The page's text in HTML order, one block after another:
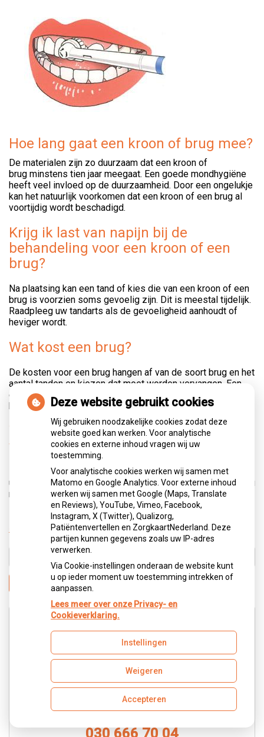
Hoe lang gaat een kroon of brug mee?
De materialen zijn zo duurzaam dat een kroon of
brug minstens tien jaar meegaat. Een goede mondhygiëne
heeft veel invloed op de duurzaamheid. Door een ongelukje
kan het natuurlijk voorkomen dat een kroon of een brug al
voortijdig wordt beschadigd.
Krijg ik last van napijn bij de
behandeling voor een kroon of een
brug?
Na plaatsing kan een tand of kies die van een kroon of een
brug is voorzien soms gevoelig zijn. Dit is meestal tijdelijk.
Raadpleeg uw tandarts als de gevoeligheid aanhoudt of
heviger wordt.
Wat kost een brug?
De kosten voor een brug hangen af van de soort brug en het
aantal tanden en kiezen dat moet worden vervangen. Een
etsbrug is vaak goedkoper dan een gewone brug. Ook
hiervoor geldt: vraag uw tandarts vooraf om een begroting.
Worden kronen en bruggen door de
verzekering vergoed?
De vergoedingen variëren per verzekering. In de polis van
uw ziektekostenverzekering staat op welke vergoedingen u
recht heeft.
« Terug naar het overzicht
Zoeken
Contact
Wilt u contact met onze receptionist?
Dan kunt u ons bellen en/of een e-mail sturen.
Telefonisch bereikbaar maandag t/m vrijdag van 8.30
- 12.30 en van 13.30 - 17.00.
030 666 70 04
Deze website gebruikt cookies
Wij gebruiken noodzakelijke cookies zodat deze
website goed kan werken. Voor analytische
cookies en externe inhoud vragen wij uw
toestemming.
Voor analytische cookies werken wij samen met
Matomo en Google Analytics. Voor externe inhoud
werken wij samen met Google (Maps, Translate
en Reviews), YouTube, Vimeo, Facebook,
Instagram, X (Twitter), Qualizorg,
Patiëntenvertellen en ZorgkaartNederland. Deze
partijen kunnen gegevens zoals uw IP-adres
verwerken.
Via Cookie-instellingen onderaan de website kunt
u op ieder moment uw toestemming intrekken of
aanpassen.
Lees meer over onze Privacy- en
Cookieverklaring.
Instellingen
Weigeren
Accepteren